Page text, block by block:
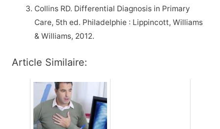
Collins RD. Differential Diagnosis in Primary
Care, 5th ed. Philadelphie : Lippincott, Williams
& Williams, 2012.
Article Similaire: